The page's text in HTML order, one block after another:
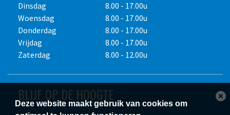
Dinsdag
Woensdag
Donderdag
Vrijdag
Zaterdag
8.00 - 17.00u
8.00 - 17.00u
8.00 - 17.00u
8.00 - 17.00u
8.00 - 12.00u
BLIJF OP DE HOOGTE
Deze website maakt gebruik van cookies om